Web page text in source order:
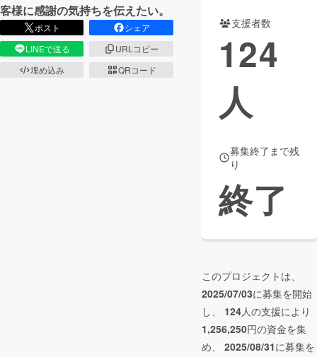
客様に感謝の気持ちを伝えたい。
ポスト
シェア
LINEで送る
URLコピー
埋め込み
QRコード
支援者数
124
人
募集終了まで残
り
終了
このプロジェクトは、
2025/07/03に募集を開始
し、 124人の支援により
1,256,250円の資金を集
め、 2025/08/31に募集を